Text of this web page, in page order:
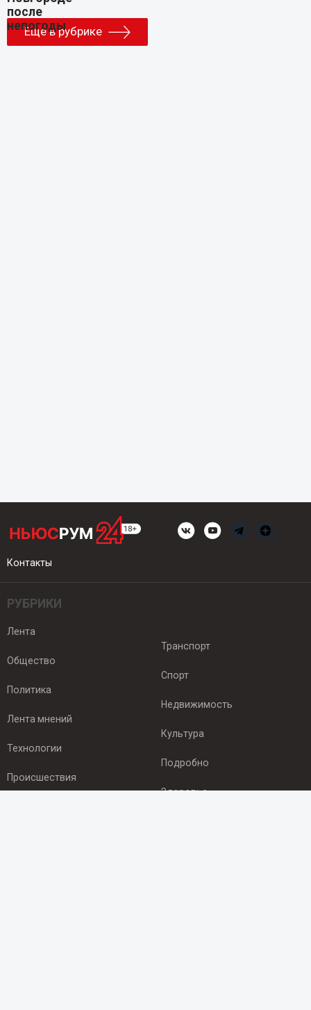
Еще в рубрике
Контакты
РУБРИКИ
Лента
Общество
Политика
Лента мнений
Технологии
Происшествия
Транспорт
Спорт
Недвижимость
Культура
Подробно
Здоровье